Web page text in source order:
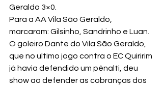
Geraldo 3×0.
Para a AA Vila São Geraldo,
marcaram: Gilsinho, Sandrinho e Luan.
O goleiro Dante do Vila São Geraldo,
que no ultimo jogo contra o EC Quiririm
já havia defendido um pênalti, deu
show ao defender as cobranças dos